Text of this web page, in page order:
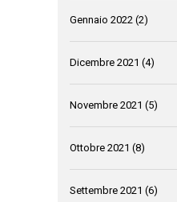
Gennaio 2022 (2)
Dicembre 2021 (4)
Novembre 2021 (5)
Ottobre 2021 (8)
Settembre 2021 (6)